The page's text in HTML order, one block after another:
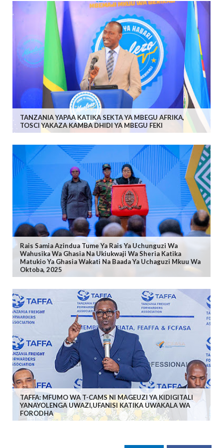
TANZANIA YAPAA KATIKA SEKTA YA MBEGU AFRIKA,
TOSCI YAKAZA KAMBA DHIDI YA MBEGU FEKI
Rais Samia Azindua Tume Ya Rais Ya Uchunguzi Wa
Wahusika Wa Ghasia Na Ukiukwaji Wa Sheria Katika
Matukio Ya Ghasia Wakati Na Baada Ya Uchaguzi Mkuu Wa
Oktoba, 2025
TAFFA: MFUMO WA T-CAMS NI MAGEUZI YA KIDIGITALI
YANAYOLENGA UWAZI,UFANISI KATIKA UWAKALA WA
FORODHA